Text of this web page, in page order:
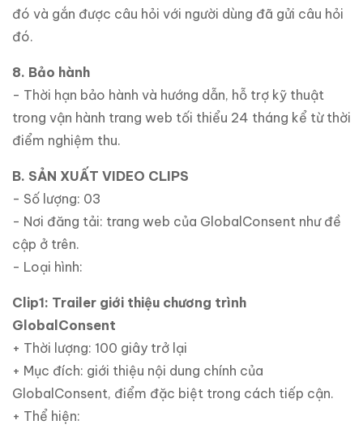
đó và gắn được câu hỏi với người dùng đã gửi câu hỏi
đó.
8. Bảo hành
- Thời hạn bảo hành và hướng dẫn, hỗ trợ kỹ thuật
trong vận hành trang web tối thiểu 24 tháng kể từ thời
điểm nghiệm thu.
B. SẢN XUẤT VIDEO CLIPS
- Số lượng: 03
- Nơi đăng tải: trang web của GlobalConsent như đề
cập ở trên.
- Loại hình:
Clip1: Trailer giới thiệu chương trình
GlobalConsent
+ Thời lượng: 100 giây trở lại
+ Mục đích: giới thiệu nội dung chính của
GlobalConsent, điểm đặc biệt trong cách tiếp cận.
+ Thể hiện: